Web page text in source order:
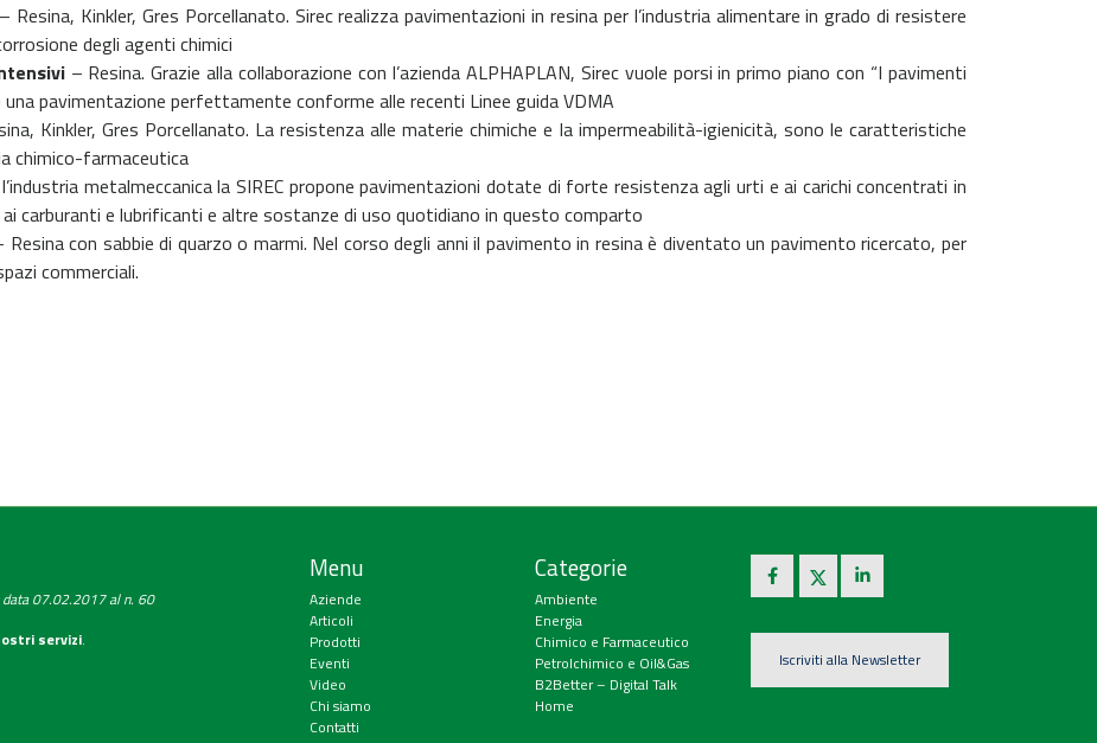
– Resina, Kinkler, Gres Porcellanato. Sirec realizza pavimentazioni in resina per l’industria alimentare in grado di resistere
degli agenti chimici
– Resina.Grazie alla collaborazione con l’azienda ALPHAPLAN, Sirec vuole porsi in primo piano con “I pavimenti
una pavimentazione perfettamente conforme alle recenti Linee guida VDMA
Kinkler, Gres Porcellanato. La resistenza alle materie chimiche e la impermeabilità-igienicità, sono le caratteristiche
chimico-farmaceutica
metalmeccanica la SIREC propone pavimentazioni dotate di forte resistenza agli urti e ai carichi concentrati in
ai carburanti e lubrificanti e altre sostanze di uso quotidiano in questo comparto
Resina con sabbie di quarzo o marmi. Nel corso degli anni il pavimento in resina è diventato un pavimento ricercato, per
commerciali.
data 07.02.2017 al n. 60
servizi.
Menu
Aziende
Articoli
Prodotti
Eventi
Video
Chi siamo
Contatti
Categorie
Ambiente
Energia
Chimico e Farmaceutico
Petrolchimico e Oil&Gas
B2Better – Digital Talk
Home
Iscriviti alla Newsletter